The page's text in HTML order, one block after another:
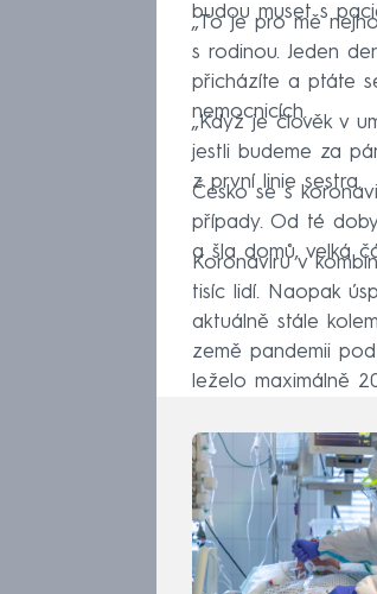
budou muset s
„To je pro mě
s rodinou. Jeden
přicházíte a ptáte
nemocnicích.
„Když je člověk v
jestli budeme za
z první linie sestra.
Česko se s
případy. Od té
a šla domů, velká
Koronaviru v
tisíc lidí. Naopak
aktuálně stále
země pandemii
leželo maximálně